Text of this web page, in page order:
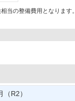
当の整備費用となります。
（R2）